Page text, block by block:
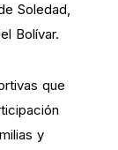
Soledad,
Bolívar.
que
y